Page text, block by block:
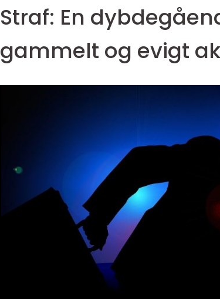
Straf: En
gammelt og evigt